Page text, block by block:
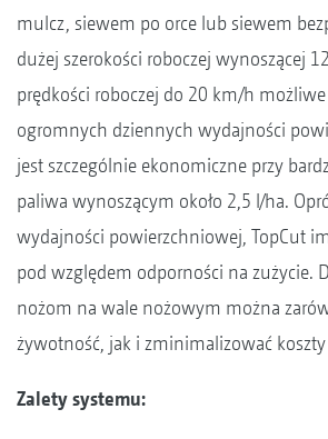
mulcz, siewem po orce lub siewem
dużej szerokości roboczej wynoszącej
prędkości roboczej do 20 km/h
ogromnych dziennych wydajności
jest szczególnie ekonomiczne przy
paliwa wynoszącym około 2,5 l/ha.
wydajności powierzchniowej, TopCut
pod względem odporności na zużycie.
nożom na wale nożowym można
żywotność, jak i zminimalizować
Zalety systemu: